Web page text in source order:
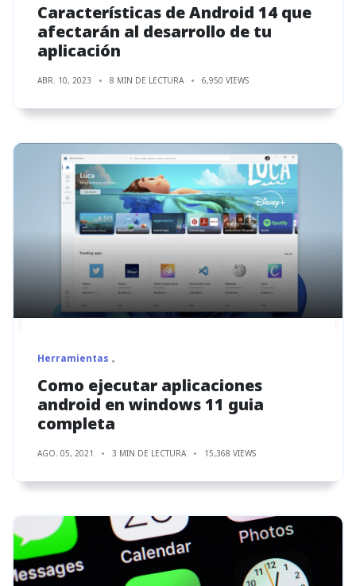
Características de Android 14 que
afectarán al desarrollo de tu
aplicación
ABR. 10, 2023 8 MIN DE LECTURA 6,950 VIEWS
Herramientas
Como ejecutar aplicaciones
android en windows 11 guia
completa
AGO. 05, 2021 3 MIN DE LECTURA 15,368 VIEWS